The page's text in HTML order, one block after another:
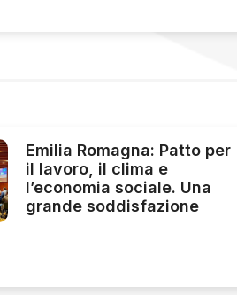
Emilia Romagna: Patto per
il lavoro, il clima e
l’economia sociale. Una
grande soddisfazione